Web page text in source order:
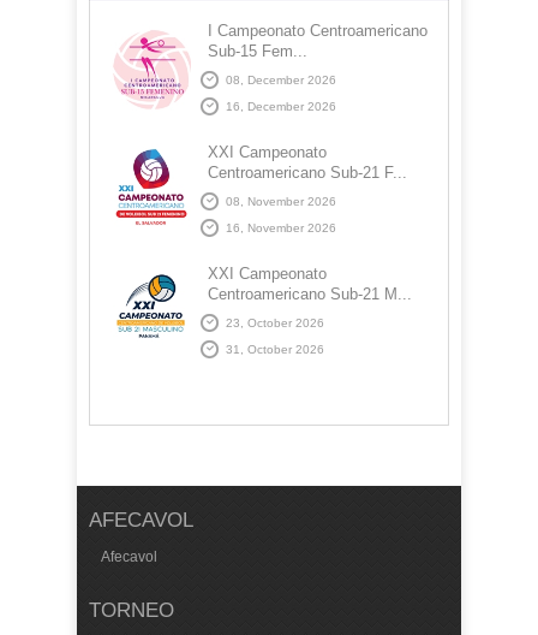
I Campeonato Centroamericano
Sub-15 Fem...
08, December 2026
16, December 2026
XXI Campeonato
Centroamericano Sub-21 F...
08, November 2026
16, November 2026
XXI Campeonato
Centroamericano Sub-21 M...
23, October 2026
31, October 2026
AFECAVOL
Afecavol
TORNEO